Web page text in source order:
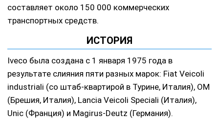
составляет около 150 000 коммерческих
транспортных средств.
ИСТОРИЯ
Iveco была создана с 1 января 1975 года в
результате слияния пяти разных марок: Fiat Veicoli
industriali (со штаб-квартирой в Турине, Италия), ОМ
(Брешия, Италия), Lancia Veicoli Speciali (Италия),
Unic (Франция) и Magirus-Deutz (Германия).